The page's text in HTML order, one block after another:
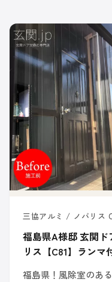
三協アルミ / ノバリス
福島県A様邸 玄関
リス【C81】ラン
福島県！風除室のあ